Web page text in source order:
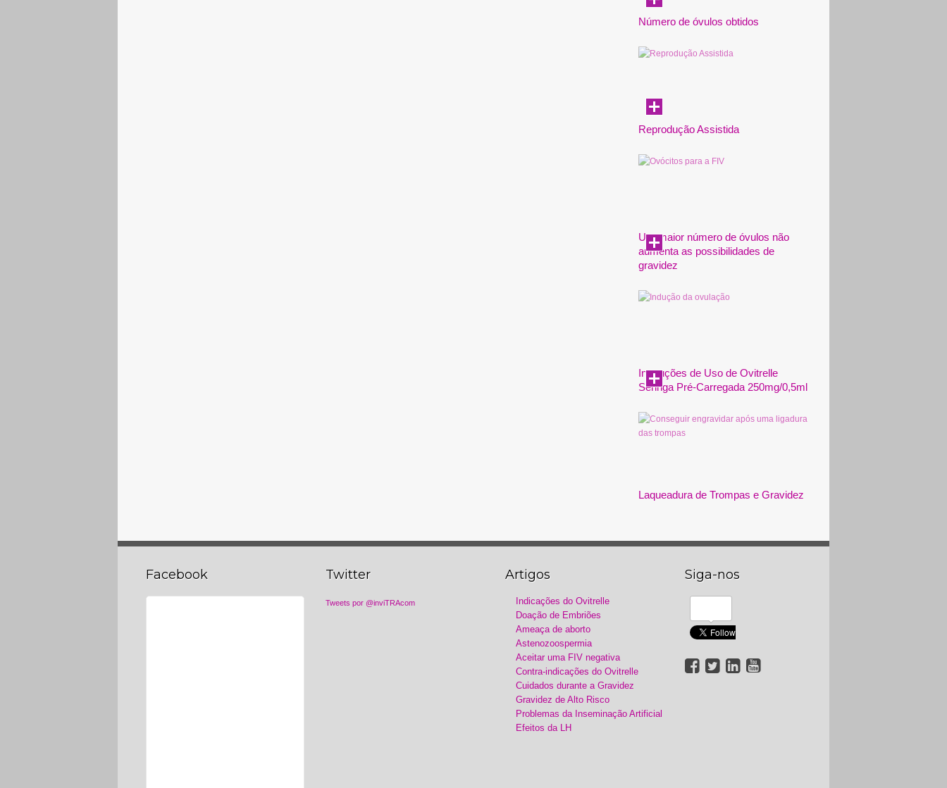
Número de óvulos obtidos
Reprodução Assistida
Um maior número de óvulos não
aumenta as possibilidades de
gravidez
Instruções de Uso de Ovitrelle
Seringa Pré-Carregada 250mg/0,5ml
Laqueadura de Trompas e Gravidez
Facebook Twitter
Tweets por @inviTRAcom
Artigos
Indicações do Ovitrelle
Doação de Embriões
Ameaça de aborto
Astenozoospermia
Aceitar uma FIV negativa
Contra-indicações do Ovitrelle
Cuidados durante a Gravidez
Gravidez de Alto Risco
Problemas da Inseminação Artificial
Efeitos da LH
Siga-nos